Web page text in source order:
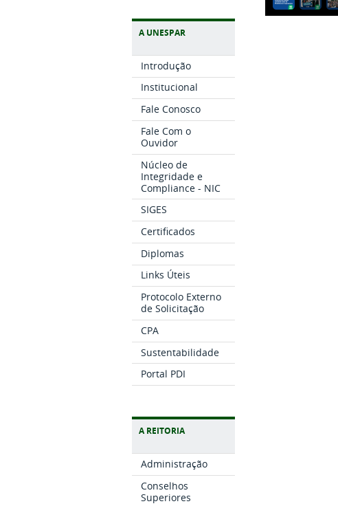
A UNESPAR
Introdução
Institucional
Fale Conosco
Fale Com o
Ouvidor
Núcleo de
Integridade e
Compliance - NIC
SIGES
Certificados
Diplomas
Links Úteis
Protocolo Externo
de Solicitação
CPA
Sustentabilidade
Portal PDI
A REITORIA
Administração
Conselhos
Superiores